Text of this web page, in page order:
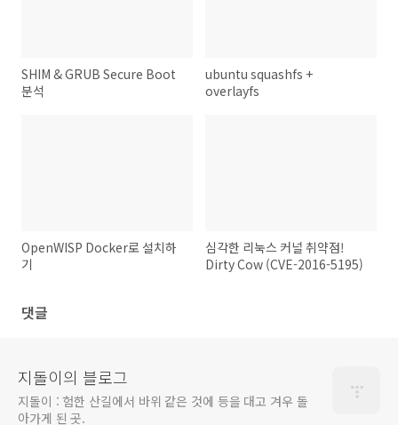
SHIM & GRUB Secure Boot
분석
ubuntu squashfs +
overlayfs
OpenWISP Docker로 설치하
기
심각한 리눅스 커널 취약점!
Dirty Cow (CVE-2016-5195)
댓글
지돌이의 블로그
지돌이 : 험한 산길에서 바위 같은 것에 등을 대고 겨우 돌
아가게 된 곳.